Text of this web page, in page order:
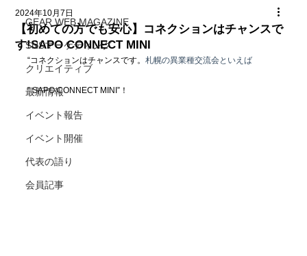
GEAR WEB MAGAZINE
SNSマーケティング
クリエイティブ
最新情報
イベント報告
イベント開催
代表の語り
会員記事
【初めての方でも安心】コネクションはチャンスで
す!SAPO CONNECT MINI
2024年10月7日
“コネクションはチャンスです。札幌の異業種交流会といえば
” SAPO CONNECT MINI”！